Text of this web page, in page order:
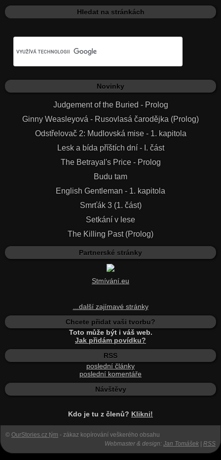
Hledat na stránkách
Novinky
Judgement of the Buried - Prolog
Ginny Weasleyová - Rusovlasá čarodějka (Prolog)
Odstřelovač 2: Mudlovská mise - 1. kapitola
Lesk a bída příštích dní - I. část
The Betrayal's Price - Prolog
Budu tam
English Gentleman - 1. kapitola
Smrťák 3 (1. část)
Setkání v lese
The Killing Past (Prolog)
Partnerské stránky
Stmívání.eu
...další zajímavé stránky
Chcete přidat vaši tvorbu?
Toto může být i váš web.
Jak přidám povídku?
RSS
poslední články
poslední komentáře
Návštěvy
Kdo je tu z členů? Klikni!
© OurStories.cz tým - zákaz kopírování veškerého obsahu
Webmaster & design: Jan Tomášek RSS